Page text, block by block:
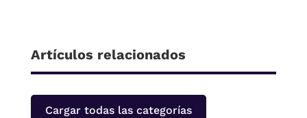
Artículos relacionados
Cargar todas las categorías